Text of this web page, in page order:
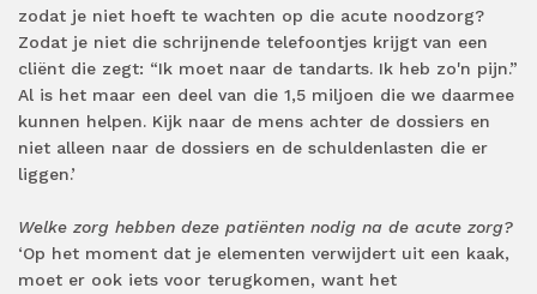
zodat je niet hoeft te wachten op die acute noodzorg?
Zodat je niet die schrijnende telefoontjes krijgt van een
cliënt die zegt: “Ik moet naar de tandarts. Ik heb zo'n pijn.”
Al is het maar een deel van die 1,5 miljoen die we daarmee
kunnen helpen. Kijk naar de mens achter de dossiers en
niet alleen naar de dossiers en de schuldenlasten die er
liggen.’
Welke zorg hebben deze patiënten nodig na de acute zorg?
‘Op het moment dat je elementen verwijdert uit een kaak,
moet er ook iets voor terugkomen, want het